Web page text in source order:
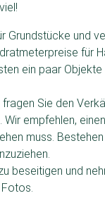
Grundstücke und
für
ein paar Objekte
Sie den
empfehlen,
muss.
beseitigen und